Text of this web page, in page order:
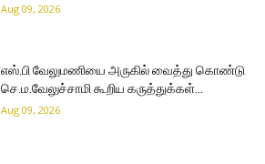
Aug 09, 2026
எஸ்.பி வேலுமணியை அருகில் வைத்து கொண்டு
செ.ம.வேலுச்சாமி கூறிய கருத்துக்கள்…
Aug 09, 2026